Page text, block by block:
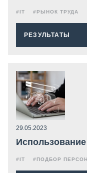
#IT #РЫНОК ТРУДА
РЕЗУЛЬТАТЫ
29.05.2023
#IT #ПОДБОР